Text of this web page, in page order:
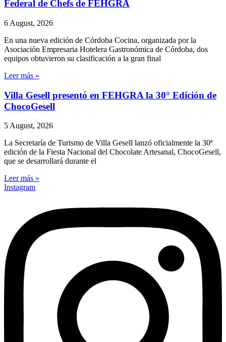
Federal de Chefs de FEHGRA
6 August, 2026
En una nueva edición de Córdoba Cocina, organizada por la
Asociación Empresaria Hotelera Gastronómica de Córdoba, dos
equipos obtuvieron su clasificación a la gran final
Leer más »
Villa Gesell presentó en FEHGRA la 30° Edición de
ChocoGesell
5 August, 2026
La Secretaría de Turismo de Villa Gesell lanzó oficialmente la 30ª
edición de la Fiesta Nacional del Chocolate Artesanal, ChocoGesell,
que se desarrollará durante el
Leer más »
Instagram